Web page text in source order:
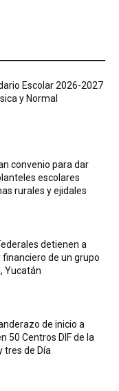
Escolar 2026-2027
y Normal
convenio para dar
escolares
rurales y ejidales
detienen a
de un grupo
Yucatán
de inicio a
50 Centros DIF de la
tres de Día